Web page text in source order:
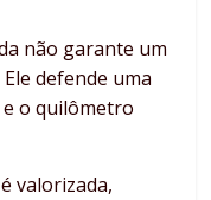
não garante um
defende uma
o quilômetro
valorizada,